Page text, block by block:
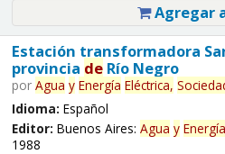
Agregar
Estación transformadora
provincia deRío Negro
por Agua y Energía Eléctrica,
Idioma: Español
Editor: Buenos Aires: Agua y Energía
1988